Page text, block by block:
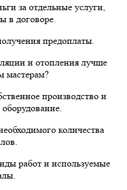
за отдельные услуги,
в договоре.
предоплаты.
и отопления лучше
мастерам?
производство и
количества
работ и используемые